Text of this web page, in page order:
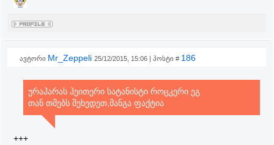
ავტორი Mr_Zeppeli 25/12/2015, 15:06 | პოსტი # 186
ურაჰარას ჰეითერი სატანისტი როცკერი ეგ
თან თმებს შეხედეთ,მანგა ფაქტია
+++